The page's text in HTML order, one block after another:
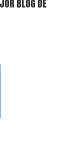
BLOG DE